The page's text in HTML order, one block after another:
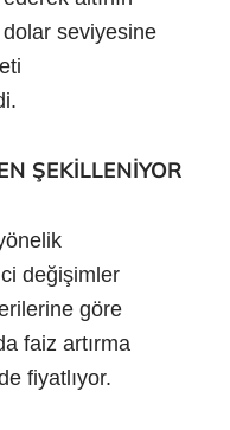
seviyesine
ŞEKİLLENİYOR
değişimler
göre
faiz artırma
fiyatlıyor.